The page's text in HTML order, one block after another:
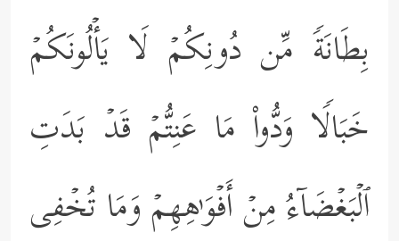
بِطَانَةࣰ مِّن دُونِكُمۡ لَا یَأۡلُونَكُمۡ
خَبَالࣰا وَدُّواْ مَا عَنِتُّمۡ قَدۡ بَدَتِ
ٱلۡبَغۡضَاۤءُ مِنۡ أَفۡوَ ٰ⁠هِهِمۡ وَمَا تُخۡفِی